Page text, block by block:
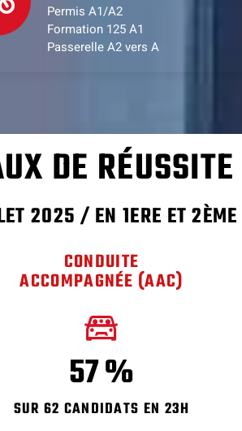
Permis A1/A2
Formation 125 A1
Passerelle A2 vers A
DE RÉUSSITE
2025 / EN 1ERE ET 2ÈME
CONDUITE
ACCOMPAGNÉE (AAC)
81%
SUR 62 CANDIDATS EN 23H